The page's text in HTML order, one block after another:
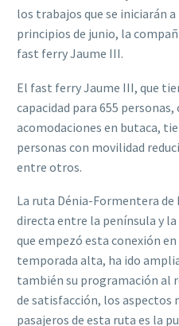
los trabajos que se iniciarán
principios de junio, la
fast ferry Jaume III.
El fast ferry Jaume III, que
capacidad para 655
acomodaciones en butaca,
personas con movilidad
entre otros.
La ruta Dénia-Formentera de
directa entre la península y
que empezó esta conexión
temporada alta, ha ido
también su programación al
de satisfacción, los aspectos
pasajeros de esta ruta es la